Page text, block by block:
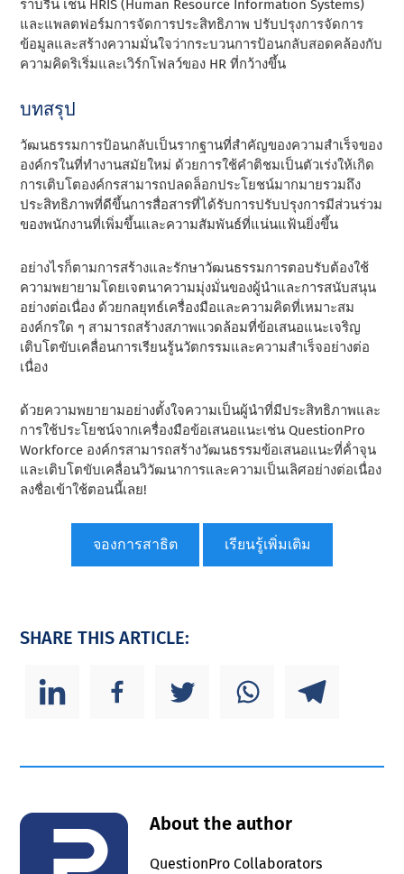
ราบรื่น เช่น HRIS (Human Resource Information Systems)
และแพลตฟอร์มการจัดการประสิทธิภาพ ปรับปรุงการจัดการ
ข้อมูลและสร้างความมั่นใจว่ากระบวนการป้อนกลับสอดคล้องกับ
ความคิดริเริ่มและเวิร์กโฟลว์ของ HR ที่กว้างขึ้น
บทสรุป
วัฒนธรรมการป้อนกลับเป็นรากฐานที่สําคัญของความสําเร็จของ
องค์กรในที่ทํางานสมัยใหม่ ด้วยการใช้คําติชมเป็นตัวเร่งให้เกิด
การเติบโตองค์กรสามารถปลดล็อกประโยชน์มากมายรวมถึง
ประสิทธิภาพที่ดีขึ้นการสื่อสารที่ได้รับการปรับปรุงการมีส่วนร่วม
ของพนักงานที่เพิ่มขึ้นและความสัมพันธ์ที่แน่นแฟ้นยิ่งขึ้น
อย่างไรก็ตามการสร้างและรักษาวัฒนธรรมการตอบรับต้องใช้
ความพยายามโดยเจตนาความมุ่งมั่นของผู้นําและการสนับสนุน
อย่างต่อเนื่อง ด้วยกลยุทธ์เครื่องมือและความคิดที่เหมาะสม
องค์กรใด ๆ สามารถสร้างสภาพแวดล้อมที่ข้อเสนอแนะเจริญ
เติบโตขับเคลื่อนการเรียนรู้นวัตกรรมและความสําเร็จอย่างต่อ
เนื่อง
ด้วยความพยายามอย่างตั้งใจความเป็นผู้นําที่มีประสิทธิภาพและ
การใช้ประโยชน์จากเครื่องมือข้อเสนอแนะเช่น QuestionPro
Workforce องค์กรสามารถสร้างวัฒนธรรมข้อเสนอแนะที่ค้ําจุน
และเติบโตขับเคลื่อนวิวัฒนาการและความเป็นเลิศอย่างต่อเนื่อง
ลงชื่อเข้าใช้ตอนนี้เลย!
จองการสาธิต เรียนรู้เพิ่มเติม
SHARE THIS ARTICLE:
About the author
QuestionPro Collaborators